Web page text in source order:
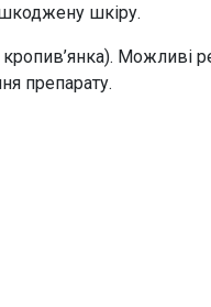
шкіру.
Можливі
препарату.